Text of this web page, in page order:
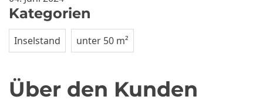
Kategorien
Inselstand unter 50 m²
Über den Kunden